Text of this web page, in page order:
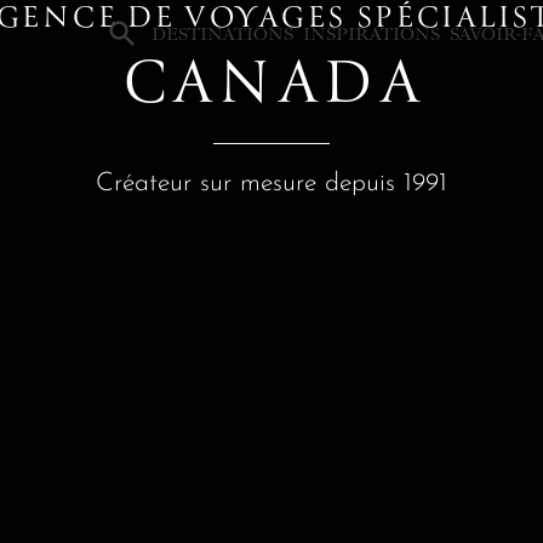
× DESTINATIONS INSPIRATIONS SAVOIR-
DE VOYAGES
CANADA
Créateur sur mesure depuis 1991